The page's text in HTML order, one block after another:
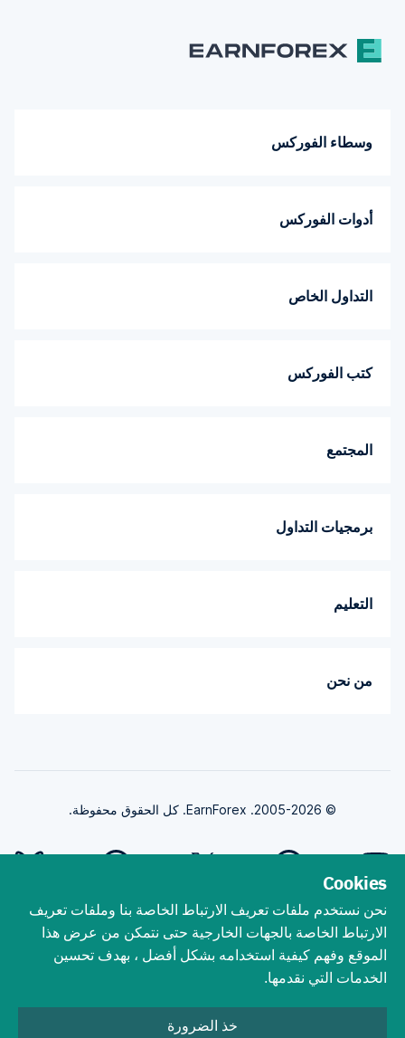
وسطاء الفوركس
أدوات الفوركس
التداول الخاص
كتب الفوركس
المجتمع
برمجيات التداول
التعليم
من نحن
© 2005-2026. EarnForex. كل الحقوق محفوظة.
تتداول أبدًا بالمال الذي لا يمكنك تحمل خسارته! يمكن أن يؤدي التداول باستخدام
طورت بواسطة
Cookies
نحن نستخدم ملفات تعريف الارتباط الخاصة بنا وملفات تعريف
الارتباط الخاصة بالجهات الخارجية حتى نتمكن من عرض هذا
الموقع وفهم كيفية استخدامه بشكل أفضل ، بهدف تحسين
الخدمات التي نقدمها.
خذ الضرورة